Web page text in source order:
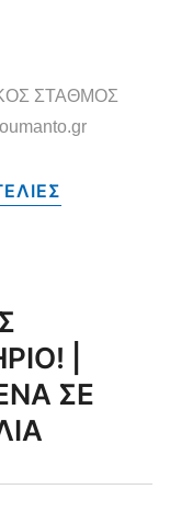
ΣΤΑΘΜΟΣ
|
ΣΕ